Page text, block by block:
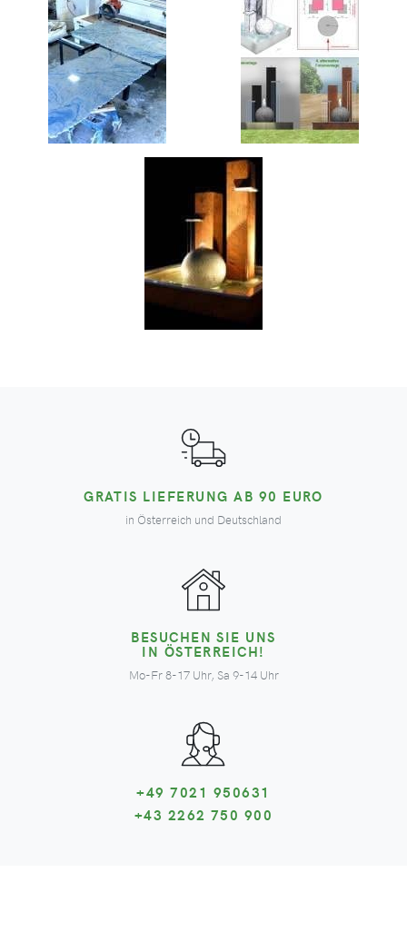
GRATIS LIEFERUNG AB 90 EURO
in Österreich und Deutschland
BESUCHEN SIE UNS
IN ÖSTERREICH!
Mo-Fr 8-17 Uhr, Sa 9-14 Uhr
+49 7021 950631
+43 2262 750 900